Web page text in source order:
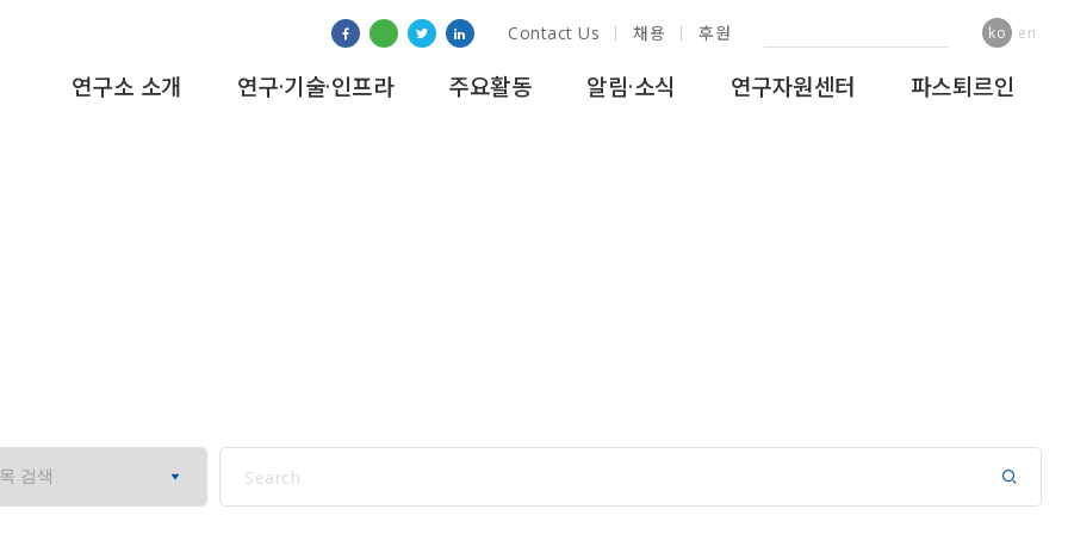
Contact Us 채용 후원 ko en
연구소 소개 연구·기술·인프라 주요활동 알림·소식 연구자원센터 파스퇴르인